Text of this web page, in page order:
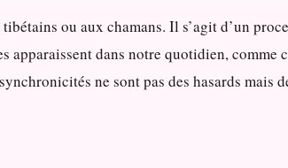
ou aux chamans. Il s’agit d’un
apparaissent dans notre quotidien, comme
ne sont pas des hasards mais